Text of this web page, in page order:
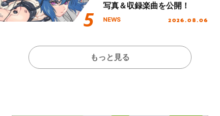
写真＆収録楽曲を公開！
NEWS 2026.08.06
もっと見る